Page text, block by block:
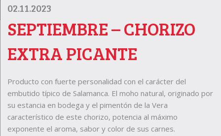
02.11.2023
SEPTIEMBRE – CHORIZO
EXTRA PICANTE
Producto con fuerte personalidad con el carácter del
embutido típico de Salamanca. El moho natural, originado por
su estancia en bodega y el pimentón de la Vera
característico de este chorizo, potencia al máximo
exponente el aroma, sabor y color de sus carnes.